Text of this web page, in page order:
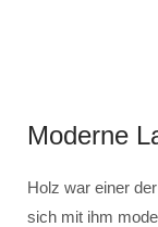
Moderne
Holz war einer
sich mit ihm